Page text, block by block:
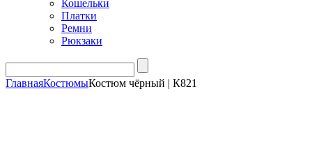
Кошельки
Платки
Ремни
Рюкзаки
ГлавнаяКостюмыКостюм чёрный | К821